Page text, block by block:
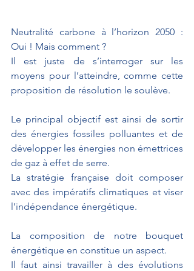
Neutralité carbone à l’horizon 2050 :
Oui ! Mais comment ?
Il est juste de s’interroger sur les
moyens pour l’atteindre, comme cette
proposition de résolution le soulève.
Le principal objectif est ainsi de sortir
des énergies fossiles polluantes et de
développer les énergies non émettrices
de gaz à effet de serre.
La stratégie française doit composer
avec des impératifs climatiques et viser
l’indépendance énergétique.
La composition de notre bouquet
énergétique en constitue un aspect.
Il faut ainsi travailler à des évolutions